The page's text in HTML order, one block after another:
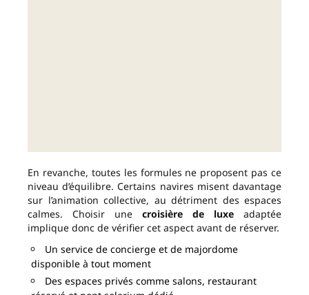
En revanche, toutes les formules ne proposent pas ce
niveau d’équilibre. Certains navires misent davantage
sur l’animation collective, au détriment des espaces
calmes. Choisir une croisière de luxe adaptée
implique donc de vérifier cet aspect avant de réserver.
Un service de concierge et de majordome
disponible à tout moment
Des espaces privés comme salons, restaurant